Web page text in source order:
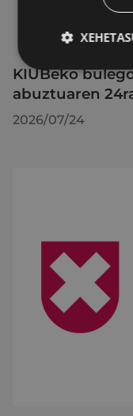
KIUBeko
abuztuaren
2026/07/24